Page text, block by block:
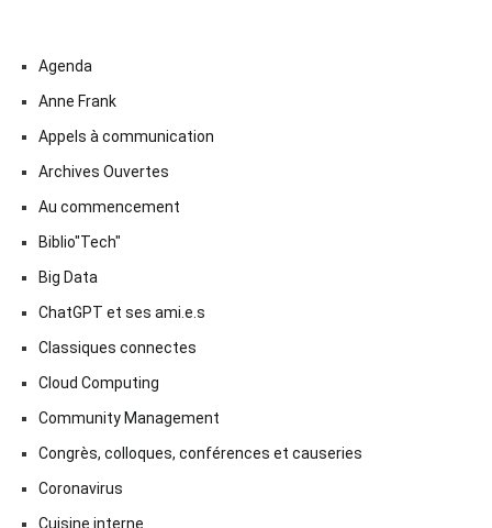
Agenda
Anne Frank
Appels à communication
Archives Ouvertes
Au commencement
Biblio"Tech"
Big Data
ChatGPT et ses ami.e.s
Classiques connectes
Cloud Computing
Community Management
Congrès, colloques, conférences et causeries
Coronavirus
Cuisine interne